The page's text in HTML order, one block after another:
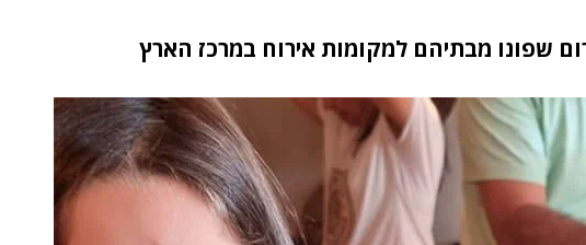
שפונו מבתיהם למקומות אירוח במרכז הארץ